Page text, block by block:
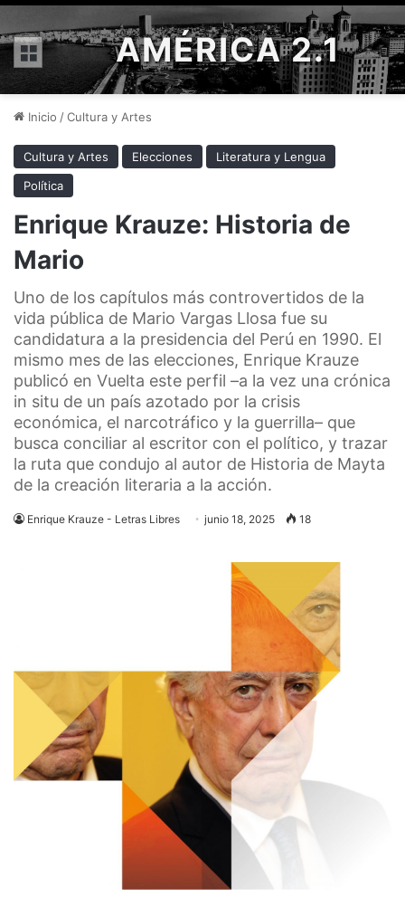
Menú AMÉRICA 2.1
Inicio /Cultura y Artes
Cultura y Artes Elecciones
Literatura y Lengua
Política
Enrique Krauze: Historia de
Mario
Uno de los capítulos más controvertidos de la
vida pública de Mario Vargas Llosa fue su
candidatura a la presidencia del Perú en 1990. El
mismo mes de las elecciones, Enrique Krauze
publicó en Vuelta este perfil –a la vez una crónica
in situ de un país azotado por la crisis
económica, el narcotráfico y la guerrilla– que
busca conciliar al escritor con el político, y trazar
la ruta que condujo al autor de Historia de Mayta
de la creación literaria a la acción.
Enrique Krauze - Letras Libres junio 18, 2025 18